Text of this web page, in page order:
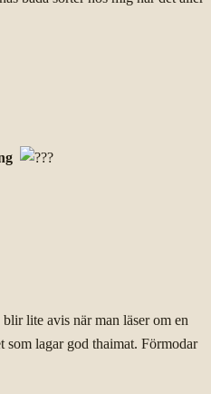
lite avis när man läser om en
som lagar god thaimat. Förmodar